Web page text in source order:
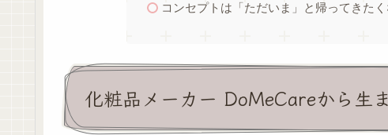
コンセプトは「ただいま」と帰ってきた
化粧品メーカー DoMeCareから生